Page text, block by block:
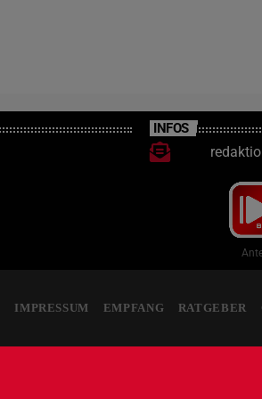
INFOS
IMPRESSUM EMPFANG RATGEBER